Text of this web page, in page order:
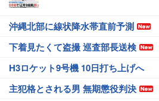
沖縄北部に線状降水帯直前予測
下着見たくて盗撮 巡査部長送検
H3ロケット9号機 10日打ち上げへ
主犯格とされる男 無期懲役判決